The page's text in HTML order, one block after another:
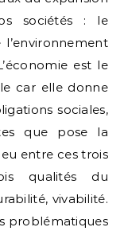
sociétés : le
est le
car elle donne
sociales,
que pose la
entre ces trois
qualités du
vivabilité.
problématiques